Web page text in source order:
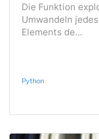
Die Funktion
Umwandeln
Elements de...
Python